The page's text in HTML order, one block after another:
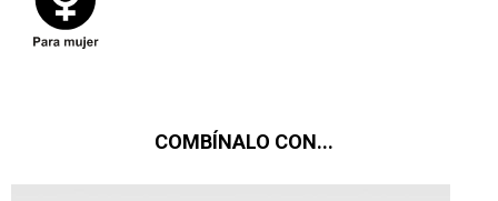
COMBÍNALO CON...